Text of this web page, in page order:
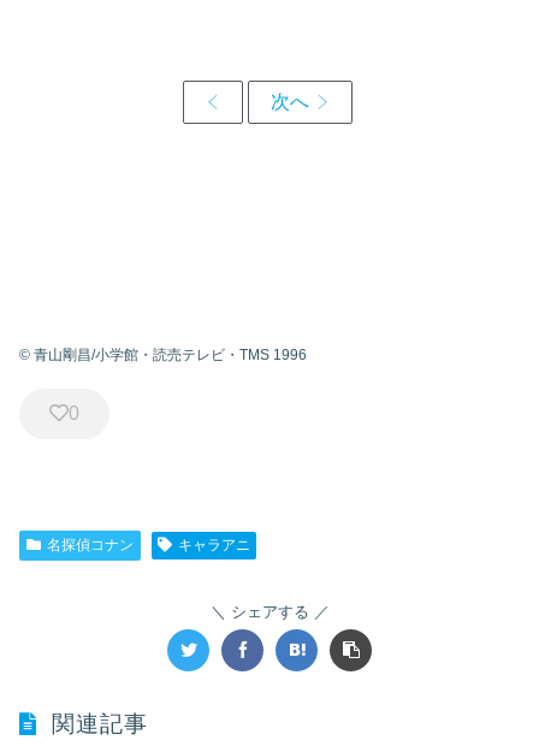
© 青山剛昌/小学館・読売テレビ・TMS 1996
0
名探偵コナン キャラアニ
シェアする
関連記事